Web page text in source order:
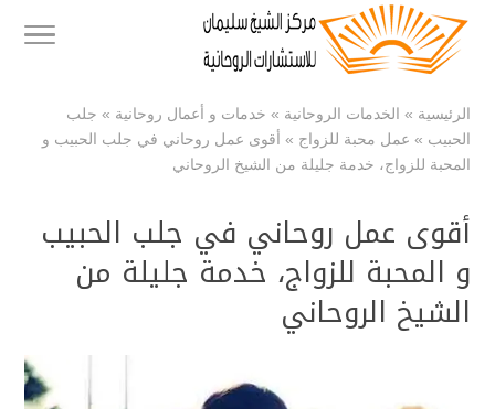
الرئيسية » الخدمات الروحانية » خدمات و أعمال روحانية » جلب
الحبيب » عمل محبة للزواج » أقوى عمل روحاني في جلب الحبيب و
المحبة للزواج، خدمة جليلة من الشيخ الروحاني
أقوى عمل روحاني في جلب الحبيب
و المحبة للزواج، خدمة جليلة من
الشيخ الروحاني